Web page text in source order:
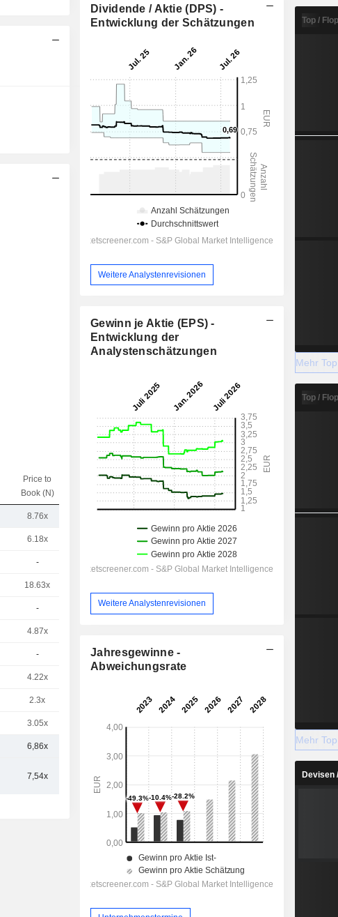
Price to
Book (N)
EV / Sales
(N)
8.76x
6.18x
-
18.63x
- 3.38x
4.87x
- -
4.22x
2.3x
3.05x
6,86x
7,54x 4,90x
Dividende / Aktie (DPS) -
Entwicklung der Schätzungen
Weitere Analystenrevisionen
Gewinn je Aktie (EPS) -
Entwicklung der
Analystenschätzungen
Weitere Analystenrevisionen
Jahresgewinne -
Abweichungsrate
Top / Flop
Mehr
Top / Flop
Mehr
Devisen